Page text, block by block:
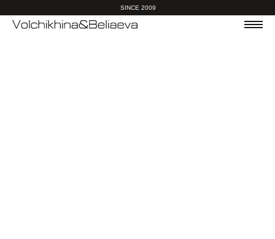
SINCE 2009